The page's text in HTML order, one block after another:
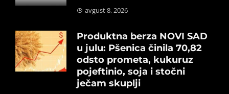
avgust 8, 2026
Produktna berza NOVI SAD
u julu: Pšenica činila 70,82
odsto prometa, kukuruz
pojeftinio, soja i stočni
ječam skuplji